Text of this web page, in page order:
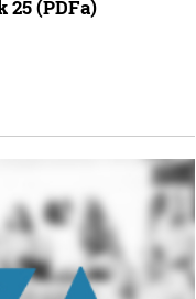
25 (PDFa)